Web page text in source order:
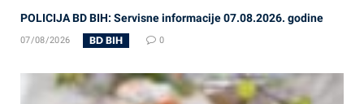
POLICIJA BD BIH: Servisne informacije 07.08.2026. godine
07/08/2026 BD BIH 0